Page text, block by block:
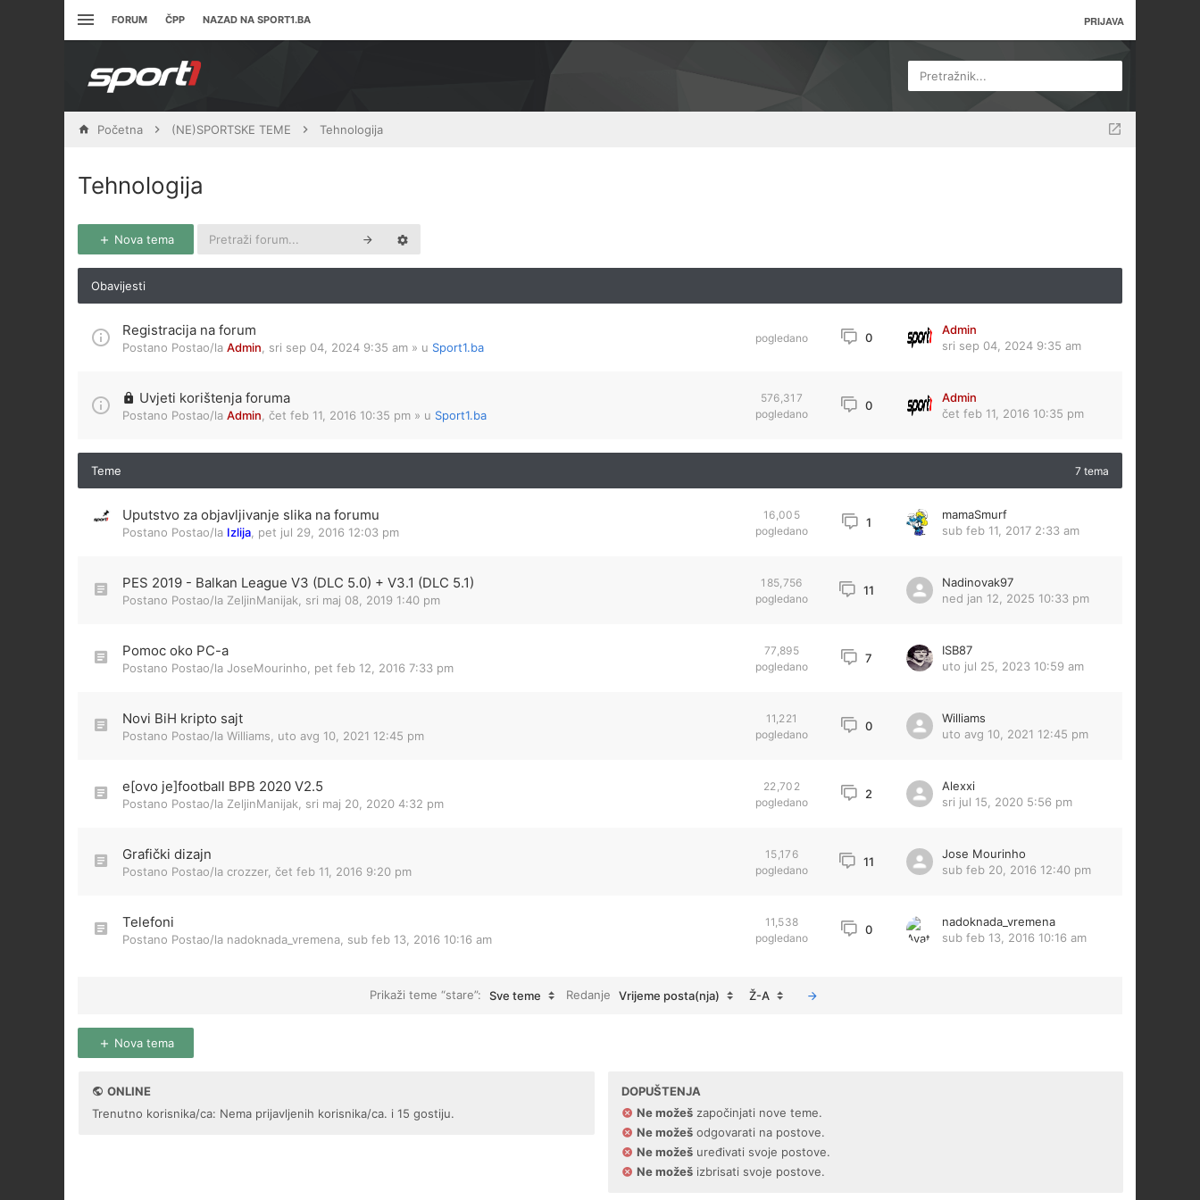
FORUM ČPP NAZAD NA SPORT1.BA PRIJAVA
Pretražnik...
Početna (NE)SPORTSKE TEME Tehnologija
Tehnologija
Nova tema
Obavijesti
Registracija na forum
Postano Postao/la Admin sri sep 04, 2024 9:35 am » u Sport1.ba
pogledano 0
Admin
sri sep 04, 2024 9:35 am
Uvjeti korištenja foruma
Postano Postao/la Admin čet feb 11, 2016 10:35 pm » u Sport1.ba
576,317
pogledano
0
Admin
čet feb 11, 2016 10:35 pm
Teme 7 tema
Uputstvo za objavljivanje slika na forumu
Postano Postao/la Izlija pet jul 29, 2016 12:03 pm
16,005
pogledano
1
mamaSmurf
sub feb 11, 2017 2:33 am
PES 2019 - Balkan League V3 (DLC 5.0) + V3.1 (DLC 5.1)
Postano Postao/la ZeljinManijak sri maj 08, 2019 1:40 pm
185,756
pogledano
11
Nadinovak97
ned jan 12, 2025 10:33 pm
Pomoc oko PC-a
Postano Postao/la JoseMourinho pet feb 12, 2016 7:33 pm
77,895
pogledano
7
ISB87
uto jul 25, 2023 10:59 am
Novi BiH kripto sajt
Postano Postao/la Williams uto avg 10, 2021 12:45 pm
11,221
pogledano
0
Williams
uto avg 10, 2021 12:45 pm
e[ovo je]football BPB 2020 V2.5
Postano Postao/la ZeljinManijak sri maj 20, 2020 4:32 pm
22,702
pogledano
2
Alexxi
sri jul 15, 2020 5:56 pm
Grafički dizajn
Postano Postao/la crozzer, čet feb 11, 2016 9:20 pm
15,176
pogledano
11
Jose Mourinho
sub feb 20, 2016 12:40 pm
Telefoni
Postano Postao/la nadoknada_vremena sub feb 13, 2016 10:16 am
11,538
pogledano
0
nadoknada_vremena
sub feb 13, 2016 10:16 am
Prikaži teme “stare”: Sve teme Redanje Vrijeme posta(nja) Ž-A
Nova tema
ONLINE
Trenutno korisnika/ca: Nema prijavljenih korisnika/ca. i 15 gostiju.
DOPUŠTENJA
Ne možešzapočinjati nove teme.
Ne možešodgovarati na postove.
Ne možešuređivati svoje postove.
Ne možešizbrisati svoje postove.